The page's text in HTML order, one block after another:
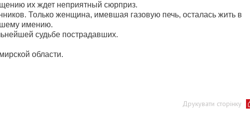
их ждет неприятный сюрприз.
Только женщина, имевшая газовую печь, осталась жить в
имению.
судьбе пострадавших.
области.
Друкувати сторінку